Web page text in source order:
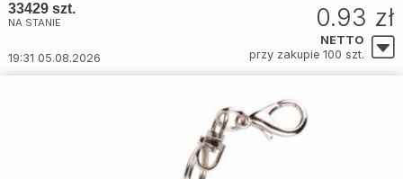
33429 szt.
NA STANIE
19:31 05.08.2026
0.93 zł
NETTO
przy zakupie 100 szt.